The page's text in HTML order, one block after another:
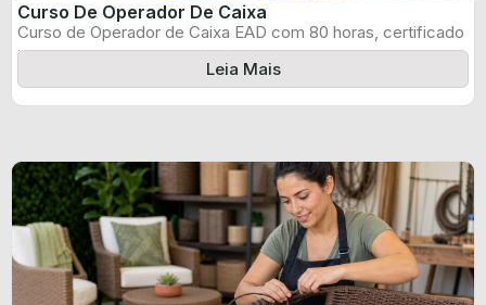
Curso De Operador De Caixa
Curso de Operador de Caixa EAD com 80 horas, certificado
informado pelo produtor ...
Leia Mais